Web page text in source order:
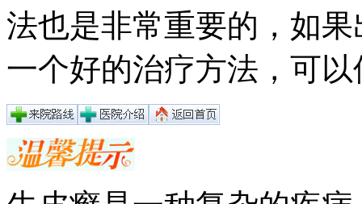
法也是非常重要的，如
一个好的治疗方法，可